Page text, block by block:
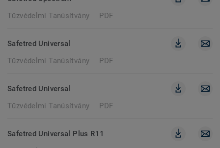
Tűzvédelmi Tanúsítvány
PDF
Safetred Universal
Tűzvédelmi Tanúsítvány
PDF
Safetred Universal
Tűzvédelmi Tanúsítvány
PDF
Safetred Universal Plus R11